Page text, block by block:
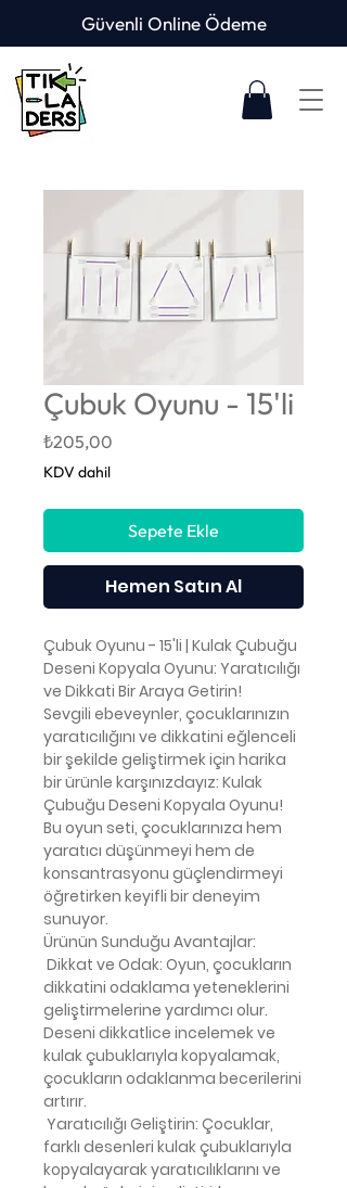
Güvenli Online Ödeme
Çubuk Oyunu - 15'li
₺205,00
KDV dahil
Sepete Ekle
Hemen Satın Al
Çubuk Oyunu - 15'li | Kulak Çubuğu
Deseni Kopyala Oyunu: Yaratıcılığı
ve Dikkati Bir Araya Getirin!
Sevgili ebeveynler, çocuklarınızın
yaratıcılığını ve dikkatini eğlenceli
bir şekilde geliştirmek için harika
bir ürünle karşınızdayız: Kulak
Çubuğu Deseni Kopyala Oyunu!
Bu oyun seti, çocuklarınıza hem
yaratıcı düşünmeyi hem de
konsantrasyonu güçlendirmeyi
öğretirken keyifli bir deneyim
sunuyor.
Ürünün Sunduğu Avantajlar:
Dikkat ve Odak: Oyun, çocukların
dikkatini odaklama yeteneklerini
geliştirmelerine yardımcı olur.
Deseni dikkatlice incelemek ve
kulak çubuklarıyla kopyalamak,
çocukların odaklanma becerilerini
artırır.
Yaratıcılığı Geliştirin: Çocuklar,
farklı desenleri kulak çubuklarıyla
kopyalayarak yaratıcılıklarını ve